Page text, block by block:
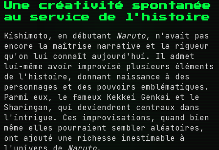
Une créativité spontanée
au service de l'histoire
Kishimoto, en débutant Naruto, n'avait pas
encore la maîtrise narrative et la rigueur
qu'on lui connaît aujourd'hui. Il admet
lui-même avoir improvisé plusieurs éléments
de l'histoire, donnant naissance à des
personnages et des pouvoirs emblématiques.
Parmi eux, le fameux Kekkei Genkai et le
Sharingan, qui deviendront centraux dans
l'intrigue. Ces improvisations, quand bien
même elles pourraient sembler aléatoires,
ont ajouté une richesse inestimable à